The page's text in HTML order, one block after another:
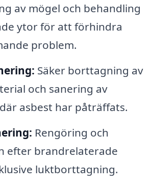
av mögel och behandling
ytor för att förhindra
problem.
Säker borttagning av
och sanering av
asbest har påträffats.
Rengöring och
efter brandrelaterade
luktborttagning.